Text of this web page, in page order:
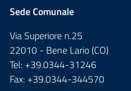
Sede Comunale
Via Superiore n.25
22010 - Bene Lario (CO)
Tel: +39.0344-31246
Fax: +39.0344-344570